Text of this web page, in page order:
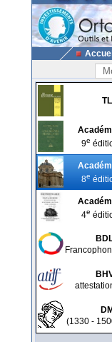
9e
8e
4e
(1330 -